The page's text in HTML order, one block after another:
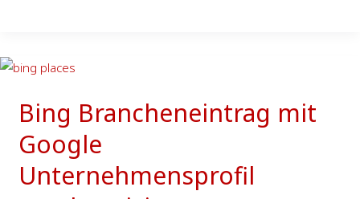
Bing Brancheneintrag mit
Google
Unternehmensprofil
Bing
mit
Unternehmensprofil
synchronisieren